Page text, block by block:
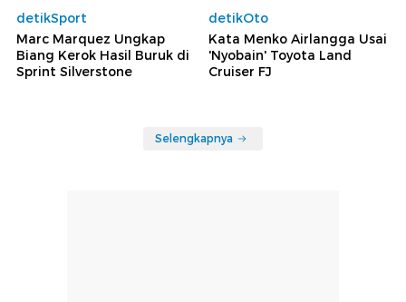
detikSport
Marc Marquez Ungkap
Biang Kerok Hasil Buruk di
Sprint Silverstone
detikOto
Kata Menko Airlangga Usai
'Nyobain' Toyota Land
Cruiser FJ
Selengkapnya